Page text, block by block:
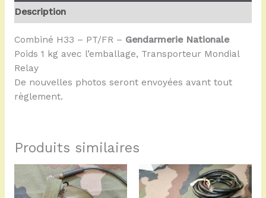
Description
Combiné H33 – PT/FR – Gendarmerie Nationale
Poids 1 kg avec l’emballage, Transporteur Mondial
Relay
De nouvelles photos seront envoyées avant tout
règlement.
Produits similaires